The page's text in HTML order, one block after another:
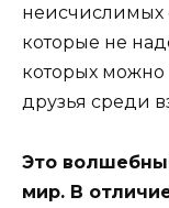
неисчислимых
которые не
которых можно
друзья среди
Это
мир. В